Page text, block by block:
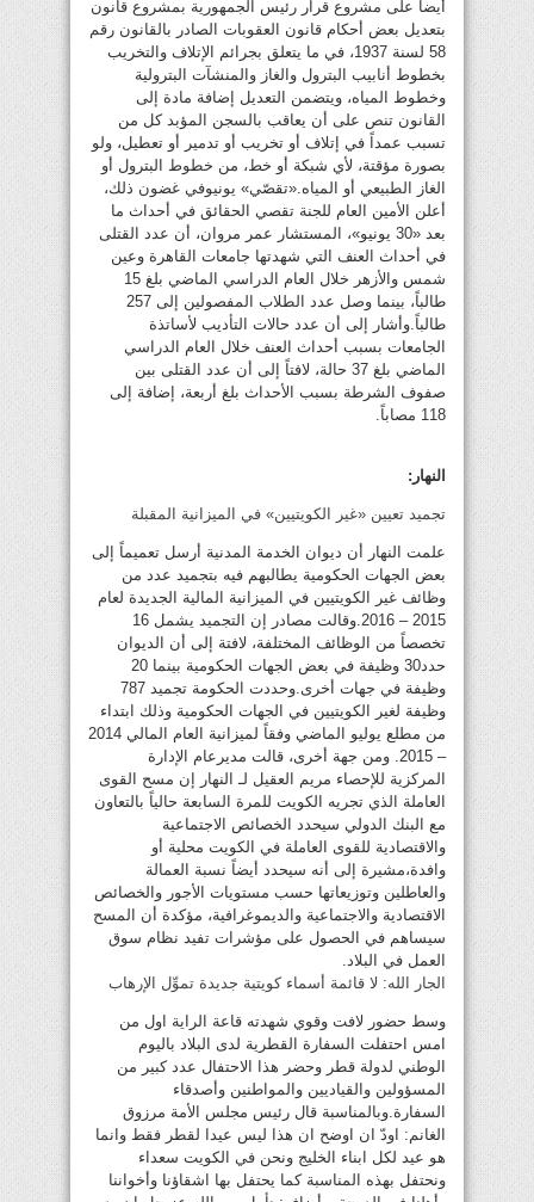
أيضاً على مشروع قرار رئيس الجمهورية بمشروع قانون
بتعديل بعض أحكام قانون العقوبات الصادر بالقانون رقم
58 لسنة 1937، في ما يتعلق بجرائم الإتلاف والتخريب
بخطوط أنابيب البترول والغاز والمنشآت البترولية
وخطوط المياه، ويتضمن التعديل إضافة مادة إلى
القانون تنص على أن يعاقب بالسجن المؤبد كل من
تسبب عمداً في إتلاف أو تخريب أو تدمير أو تعطيل، ولو
بصورة مؤقتة، لأي شبكة أو خط، من خطوط البترول أو
الغاز الطبيعي أو المياه.«تقصّي» يونيوفي غضون ذلك،
أعلن الأمين العام للجنة تقصي الحقائق في أحداث ما
بعد «30 يونيو»، المستشار عمر مروان، أن عدد القتلى
في أحداث العنف التي شهدتها جامعات القاهرة وعين
شمس والأزهر خلال العام الدراسي الماضي بلغ 15
طالباً، بينما وصل عدد الطلاب المفصولين إلى 257
طالباً.وأشار إلى أن عدد حالات التأديب لأساتذة
الجامعات بسبب أحداث العنف خلال العام الدراسي
الماضي بلغ 37 حالة، لافتاً إلى أن عدد القتلى بين
صفوف الشرطة بسبب الأحداث بلغ أربعة، إضافة إلى
118 مصاباً.
النهار:
تجميد تعيين «غير الكويتيين» في الميزانية المقبلة
علمت النهار أن ديوان الخدمة المدنية أرسل تعميماً إلى
بعض الجهات الحكومية يطالبهم فيه بتجميد عدد من
وظائف غير الكويتيين في الميزانية المالية الجديدة لعام
2015 – 2016.وقالت مصادر إن التجميد يشمل 16
تخصصاً من الوظائف المختلفة، لافتة إلى أن الديوان
حدد30 وظيفة في بعض الجهات الحكومية بينما 20
وظيفة في جهات أخرى.وحددت الحكومة تجميد 787
وظيفة لغير الكويتيين في الجهات الحكومية وذلك ابتداء
من مطلع يوليو الماضي وفقاً لميزانية العام المالي 2014
– 2015. ومن جهة أخرى، قالت مديرعام الإدارة
المركزية للإحصاء مريم العقيل لـ النهار إن مسح القوى
العاملة الذي تجريه الكويت للمرة السابعة حالياً بالتعاون
مع البنك الدولي سيحدد الخصائص الاجتماعية
والاقتصادية للقوى العاملة في الكويت محلية أو
وافدة،مشيرة إلى أنه سيحدد أيضاً نسبة العمالة
والعاطلين وتوزيعاتها حسب مستويات الأجور والخصائص
الاقتصادية والاجتماعية والديموغرافية، مؤكدة أن المسح
سيساهم في الحصول على مؤشرات تفيد نظام سوق
العمل في البلاد.
الجار الله: لا قائمة أسماء كويتية جديدة تموِّل الإرهاب
وسط حضور لافت وقوي شهدته قاعة الراية اول من
امس احتفلت السفارة القطرية لدى البلاد باليوم
الوطني لدولة قطر وحضر هذا الاحتفال عدد كبير من
المسؤولين والقياديين والمواطنين وأصدقاء
السفارة.وبالمناسبة قال رئيس مجلس الأمة مرزوق
الغانم: اودّ ان اوضح ان هذا ليس عيدا لقطر فقط وانما
هو عيد لكل ابناء الخليج ونحن في الكويت سعداء
ونحتفل بهذه المناسبة كما يحتفل بها اشقاؤنا وأخواننا